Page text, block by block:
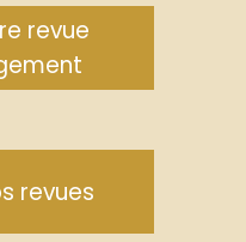
revue
revues